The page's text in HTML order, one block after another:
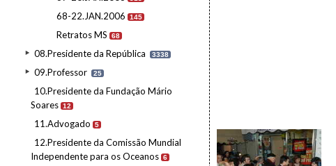
68-22.JAN.2006 145
Retratos MS 68
08.Presidente da República 3338
09.Professor 25
10.Presidente da Fundação Mário
Soares 12
11.Advogado 5
12.Presidente da Comissão Mundial
Independente para os Oceanos 6